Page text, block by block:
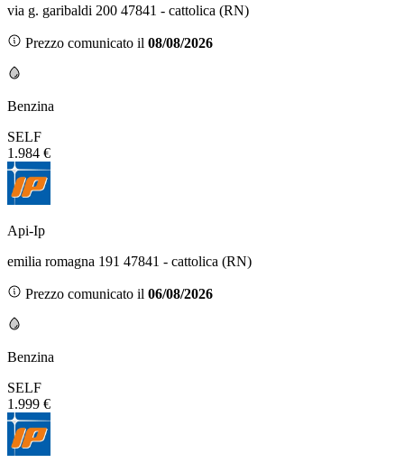
via g. garibaldi 200 47841 - cattolica (RN)
Prezzo comunicato il 08/08/2026
Benzina
SELF
1.984 €
Api-Ip
emilia romagna 191 47841 - cattolica (RN)
Prezzo comunicato il 06/08/2026
Benzina
SELF
1.999 €